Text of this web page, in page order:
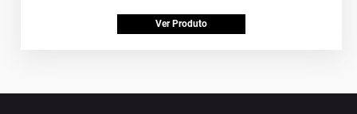
Ver Produto